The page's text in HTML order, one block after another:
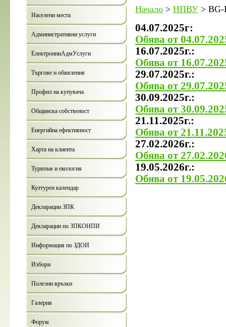
Населени места
Административни услуги
ЕлектронниАдмУслуги
Търгове и обявления
Профил на купувача
Общинска собственост
Енергийна ефективност
Харта на клиента
Туризъм и екология
Културен календар
Декларации ЗПК
Декларации по ЗПКОНПИ
Информация по ЗДОИ
Избори
Полезни връзки
Галерия
Форум
Начало > НПВУ > BG-
04.07.2025г:
Обява от
16.07.2025г.:
Обява от
29.07.2025г.:
Обява от
30.09.2025г.:
Обява от
21.11.2025г.:
Обява от
27.02.2026г.:
Обява от
19.05.2026г.:
Обява от